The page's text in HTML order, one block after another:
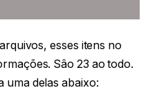
esses itens no
Sâo 23 ao todo.
uma delas abaixo: